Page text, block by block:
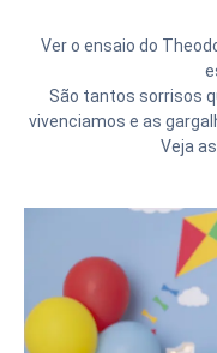
Ver o ensaio do
São tantos sorrisos
vivenciamos e as
Veja